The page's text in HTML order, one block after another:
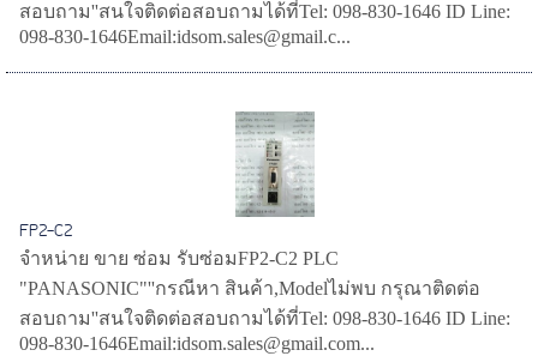
สอบถาม''สนใจติดต่อสอบถามได้ที่Tel: 098-830-1646 ID Line:
098-830-1646Email:idsom.sales@gmail.c...
FP2-C2
จำหน่าย ขาย ซ่อม รับซ่อมFP2-C2 PLC
"PANASONIC"''กรณีหา สินค้า,Modelไม่พบ กรุณาติดต่อ
สอบถาม''สนใจติดต่อสอบถามได้ที่Tel: 098-830-1646 ID Line:
098-830-1646Email:idsom.sales@gmail.com...